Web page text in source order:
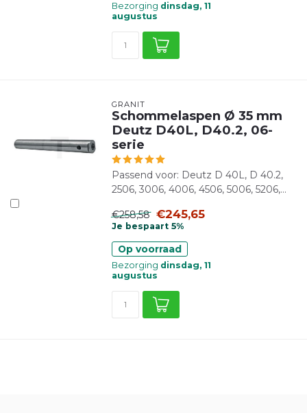
Bezorging dinsdag, 11
augustus
GRANIT
Schommelaspen Ø 35 mm
Deutz D40L, D40.2, 06-
serie
Passend voor: Deutz D 40L, D 40.2,
2506, 3006, 4006, 4506, 5006, 5206,...
€258,58 €245,65
Je bespaart 5%
Op voorraad
Bezorging dinsdag, 11
augustus